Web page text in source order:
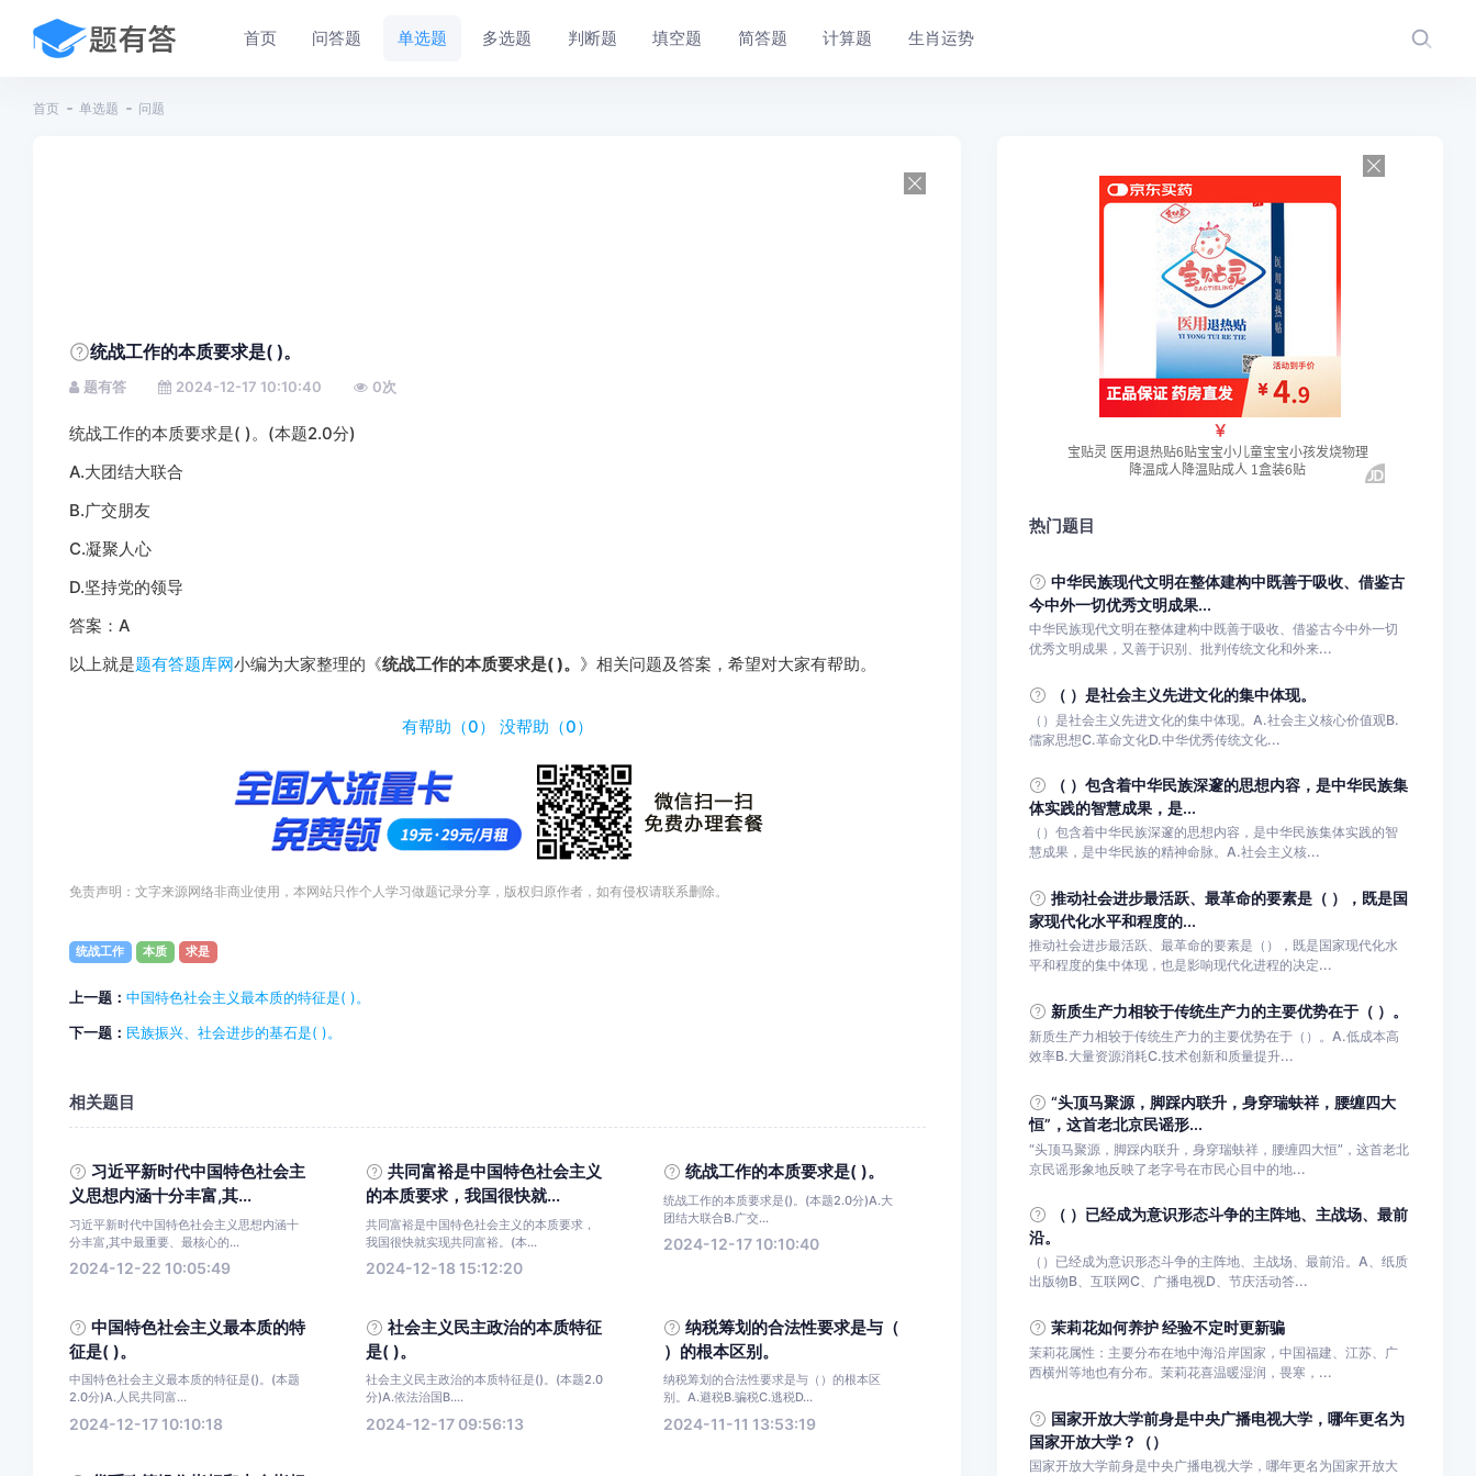
首页 问答题 单选题 多选题 判断题 填空题 简答题 计算题 生肖运势
首页 单选题 问题
统战工作的本质要求是( )。
题有答 2024-12-17 10:10:40 0次
统战工作的本质要求是( )。(本题2.0分)
A.大团结大联合
B.广交朋友
C.凝聚人心
D.坚持党的领导
答案：A
以上就是题有答题库网小编为大家整理的《统战工作的本质要求是( )。 》相关问题及答案，希望对大家有帮助。
有帮助（0） 没帮助（0）
免责声明：文字来源网络非商业使用，本网站只作个人学习做题记录分享，版权归原作者，如有侵权请联系删除。
统战工作 本质 求是
上一题： 中国特色社会主义最本质的特征是( )。
下一题： 民族振兴、社会进步的基石是( )。
相关题目
习近平新时代中国特色社会主
义思想内涵十分丰富,其...
习近平新时代中国特色社会主义思想内涵十
分丰富,其中最重要、最核心的...
2024-12-22 10:05:49
共同富裕是中国特色社会主义
的本质要求，我国很快就...
共同富裕是中国特色社会主义的本质要求，
我国很快就实现共同富裕。(本...
2024-12-18 15:12:20
统战工作的本质要求是( )。
统战工作的本质要求是()。(本题2.0分)A.大
团结大联合B.广交...
2024-12-17 10:10:40
中国特色社会主义最本质的特
征是( )。
中国特色社会主义最本质的特征是()。(本题
2.0分)A.人民共同富...
2024-12-17 10:10:18
社会主义民主政治的本质特征
是( )。
社会主义民主政治的本质特征是()。(本题2.0
分)A.依法治国B....
2024-12-17 09:56:13
纳税筹划的合法性要求是与（
）的根本区别。
纳税筹划的合法性要求是与（）的根本区
别。A.避税B.骗税C.逃税D...
2024-11-11 13:53:19
热门题目
中华民族现代文明在整体建构中既善于吸收、借鉴古
今中外一切优秀文明成果...
中华民族现代文明在整体建构中既善于吸收、借鉴古今中外一切
优秀文明成果，又善于识别、批判传统文化和外来...
（ ）是社会主义先进文化的集中体现。
（）是社会主义先进文化的集中体现。A.社会主义核心价值观B.
儒家思想C.革命文化D.中华优秀传统文化...
（ ）包含着中华民族深邃的思想内容，是中华民族集
体实践的智慧成果，是...
（）包含着中华民族深邃的思想内容，是中华民族集体实践的智
慧成果，是中华民族的精神命脉。A.社会主义核...
推动社会进步最活跃、最革命的要素是（ ），既是国
家现代化水平和程度的...
推动社会进步最活跃、最革命的要素是（），既是国家现代化水
平和程度的集中体现，也是影响现代化进程的决定...
新质生产力相较于传统生产力的主要优势在于（ ）。
新质生产力相较于传统生产力的主要优势在于（）。A.低成本高
效率B.大量资源消耗C.技术创新和质量提升...
“头顶马聚源，脚踩内联升，身穿瑞蚨祥，腰缠四大
恒”，这首老北京民谣形...
“头顶马聚源，脚踩内联升，身穿瑞蚨祥，腰缠四大恒”，这首老北
京民谣形象地反映了老字号在市民心目中的地...
（ ）已经成为意识形态斗争的主阵地、主战场、最前
沿。
（）已经成为意识形态斗争的主阵地、主战场、最前沿。A、纸质
出版物B、互联网C、广播电视D、节庆活动答...
茉莉花如何养护 经验不定时更新骗
茉莉花属性：主要分布在地中海沿岸国家，中国福建、江苏、广
西横州等地也有分布。茉莉花喜温暖湿润，畏寒，...
国家开放大学前身是中央广播电视大学，哪年更名为
国家开放大学？（）
国家开放大学前身是中央广播电视大学，哪年更名为国家开放大